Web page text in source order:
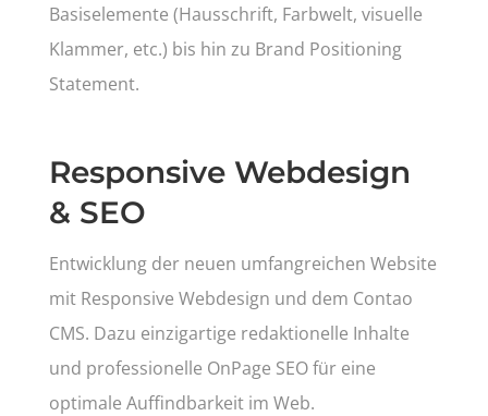
Basiselemente (Hausschrift, Farbwelt, visuelle
Klammer, etc.) bis hin zu Brand Positioning
Statement.
Responsive Webdesign
& SEO
Entwicklung der neuen umfangreichen Website
mit Responsive Webdesign und dem Contao
CMS. Dazu einzigartige redaktionelle Inhalte
und professionelle OnPage SEO für eine
optimale Auffindbarkeit im Web.